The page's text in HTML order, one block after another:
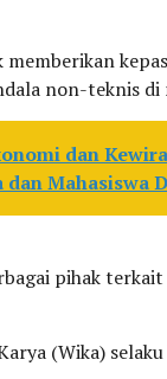
non-teknis di
dan
Mahasiswa
pihak
(Wika)